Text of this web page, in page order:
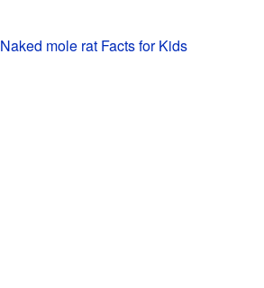
Naked mole rat Facts for Kids